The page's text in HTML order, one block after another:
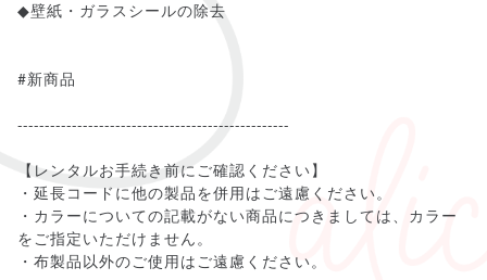
◆壁紙・ガラスシールの除去
#新商品
--------------------------------------------------
【レンタルお手続き前にご確認ください】
・延長コードに他の製品を併用はご遠慮ください。
・カラーについての記載がない商品につきましては、カラー
をご指定いただけません。
・布製品以外のご使用はご遠慮ください。